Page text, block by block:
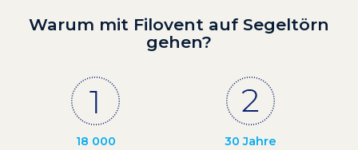
Warum mit Filovent auf Segeltörn
gehen?
18 000
30 Jahre